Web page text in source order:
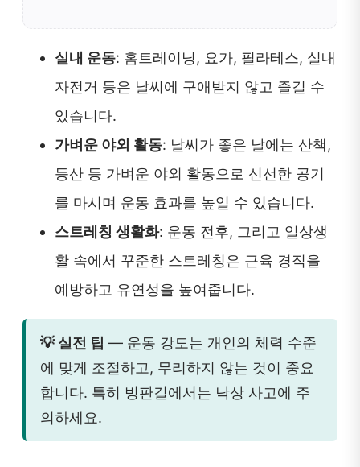
실내 운동: 홈트레이닝, 요가, 필라테스, 실내
자전거 등은 날씨에 구애받지 않고 즐길 수
있습니다.
가벼운 야외 활동: 날씨가 좋은 날에는 산책,
등산 등 가벼운 야외 활동으로 신선한 공기
를 마시며 운동 효과를 높일 수 있습니다.
스트레칭 생활화: 운동 전후, 그리고 일상생
활 속에서 꾸준한 스트레칭은 근육 경직을
예방하고 유연성을 높여줍니다.
💡 실전 팁 — 운동 강도는 개인의 체력 수준
에 맞게 조절하고, 무리하지 않는 것이 중요
합니다. 특히 빙판길에서는 낙상 사고에 주
의하세요.